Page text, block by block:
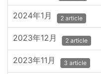
2024年1月 2 article
2023年12月 2 article
2023年11月 3 article